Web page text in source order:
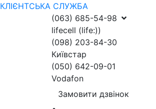
КЛІЄНТСЬКА СЛУЖБА
(063) 685-54-98
lifecell (life:))
(098) 203-84-30
Київстар
(050) 642-09-01
Vodafon
Замовити дзвінок